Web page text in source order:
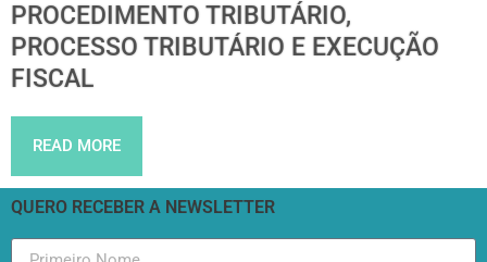
PROCEDIMENTO TRIBUTÁRIO,
PROCESSO TRIBUTÁRIO E EXECUÇÃO
FISCAL
READ MORE
QUERO RECEBER A NEWSLETTER